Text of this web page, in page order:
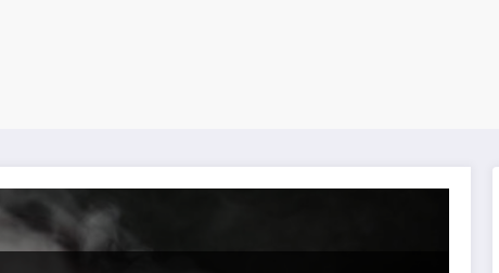
face à discussão da nova Lei do Tabaco